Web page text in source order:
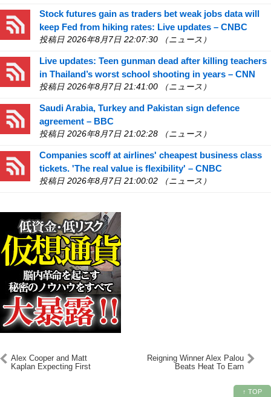
Stock futures gain as traders bet weak jobs data will
keep Fed from hiking rates: Live updates – CNBC
投稿日 2026年8月7日 22:07:30 （ニュース）
Live updates: Teen gunman dead after killing teachers
in Thailand’s worst school shooting in years – CNN
投稿日 2026年8月7日 21:41:00 （ニュース）
Saudi Arabia, Turkey and Pakistan sign defence
agreement – BBC
投稿日 2026年8月7日 21:02:28 （ニュース）
Companies scoff at airlines' cheapest business class
tickets. 'The real value is flexibility' – CNBC
投稿日 2026年8月7日 21:00:02 （ニュース）
Alex Cooper and Matt
Kaplan Expecting First
Reigning Winner Alex Palou
Beats Heat To Earn
INDYCAR.com
↑ TOP